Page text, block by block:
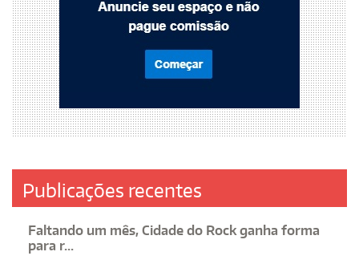
Publicações recentes
Faltando um mês, Cidade do Rock ganha forma
para r...